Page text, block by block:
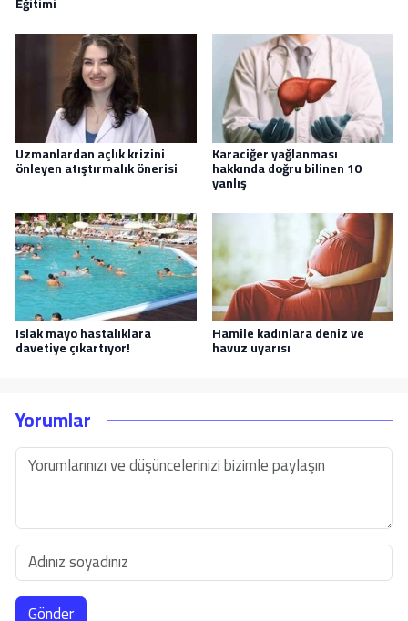
Uzmanlardan açlık krizini
önleyen atıştırmalık önerisi
Karaciğer yağlanması
hakkında doğru bilinen 10
yanlış
Islak mayo hastalıklara
davetiye çıkartıyor!
Hamile kadınlara deniz ve
havuz uyarısı
Yorumlar
Gönder